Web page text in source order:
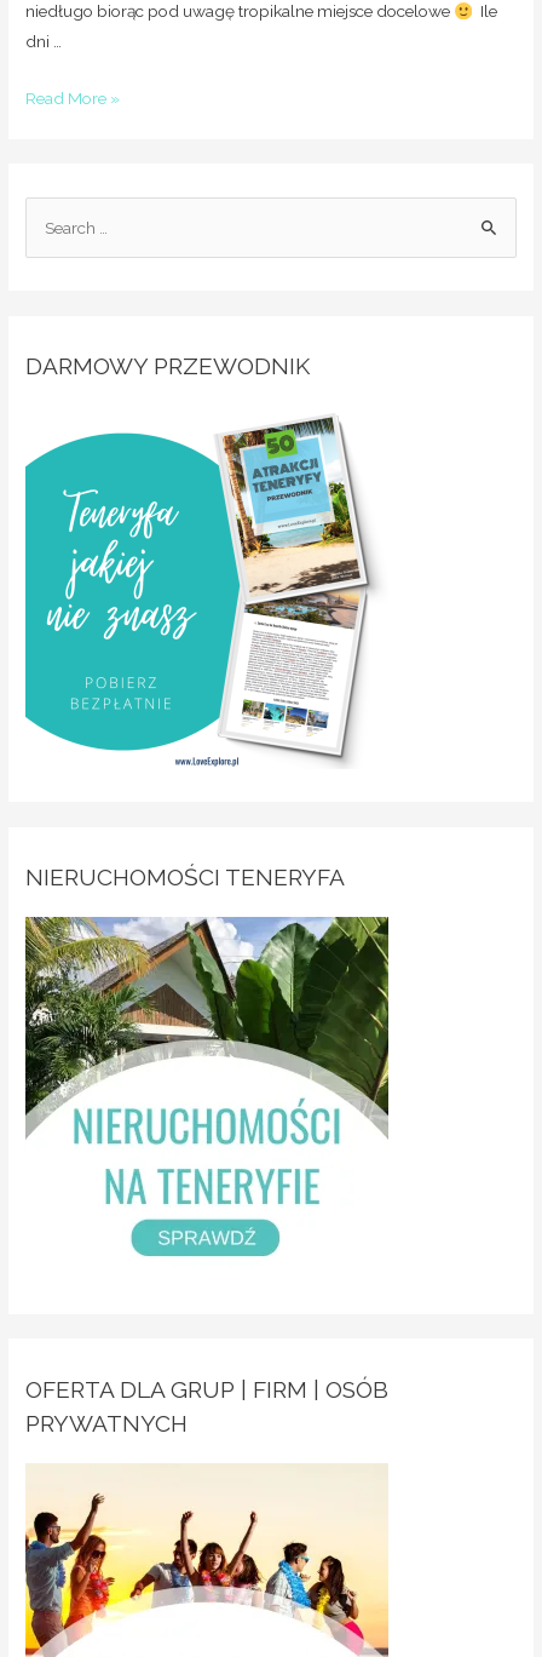
niedługo biorąc pod uwagę tropikalne miejsce docelowe
Ile
dni …
Read More »
DARMOWY PRZEWODNIK
NIERUCHOMOŚCI TENERYFA
OFERTA DLA GRUP | FIRM | OSÓB
PRYWATNYCH